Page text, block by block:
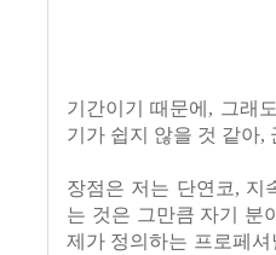
기간이기 때문에, 그래
기가 쉽지 않을 것 같아,
장점은 저는 단연코, 지
는 것은 그만큼 자기 분
제가 정의하는 프로페